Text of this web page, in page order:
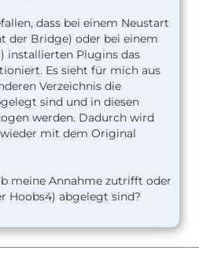
dass bei einem Neustart
der Bridge) oder bei einem
installierten Plugins das
Es sieht für mich aus
Verzeichnis die
sind und in diesen
werden. Dadurch wird
mit dem Original
meine Annahme zutrifft oder
Hoobs4) abgelegt sind?